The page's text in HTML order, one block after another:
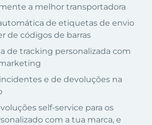
a melhor transportadora
de etiquetas de envio
de códigos de barras
de tracking personalizada com
e de devoluções na
self-service para os
com a tua marca, e